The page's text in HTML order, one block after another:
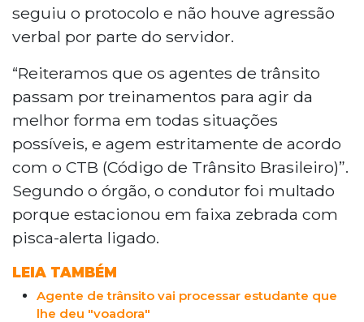
seguiu o protocolo e não houve agressão
verbal por parte do servidor.
“Reiteramos que os agentes de trânsito
passam por treinamentos para agir da
melhor forma em todas situações
possíveis, e agem estritamente de acordo
com o CTB (Código de Trânsito Brasileiro)”.
Segundo o órgão, o condutor foi multado
porque estacionou em faixa zebrada com
pisca-alerta ligado.
LEIA TAMBÉM
Agente de trânsito vai processar estudante que
lhe deu "voadora"